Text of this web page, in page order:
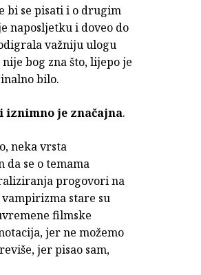
bi se pisati i o drugim
naposljetku i doveo do
važniju ulogu
bog zna što, lijepo je
bilo.
iznimno je značajna.
neka vrsta
se o temama
progovori na
stare su
filmske
jer ne možemo
jer pisao sam,